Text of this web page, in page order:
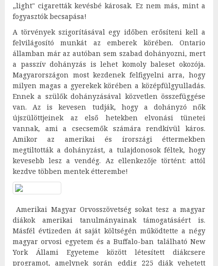
„light" cigaretták kevésbé károsak. Ez nem más, mint a
fogyasztók becsapása!
A törvények szigorításával egy időben erősíteni kell a
felvilágosító munkát az emberek körében. Ontario
államban már az autóban sem szabad dohányozni, mert
a passzív dohányzás is lehet komoly baleset okozója.
Magyarországon most kezdenek felfigyelni arra, hogy
milyen magas a gyerekek körében a középfülgyulladás.
Ennek a szülők dohányzásával közvetlen összefüggése
van. Az is kevesen tudják, hogy a dohányzó nők
újszülöttjeinek az első hetekben elvonási tünetei
vannak, ami a csecsemők számára rendkívül káros.
Amikor az amerikai és írországi éttermekben
megtiltották a dohányzást, a tulajdonosok féltek, hogy
kevesebb lesz a vendég. Az ellenkezője történt: attól
kezdve többen mentek étterembe!
Amerikai Magyar Orvosszövetség sokat tesz a magyar
diákok amerikai tanulmányainak támogatásáért is.
Másfél évtizeden át saját költségén működtette a négy
magyar orvosi egyetem és a Buffalo-ban található New
York Állami Egyeteme között létesített diákcsere
programot, amelynek során eddig 225 diák vehetett